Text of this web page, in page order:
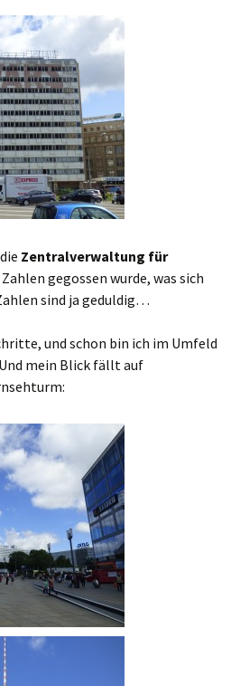
Zentralverwaltung für
gegossen wurde, was sich
sind ja geduldig…
und schon bin ich im Umfeld
mein Blick fällt auf